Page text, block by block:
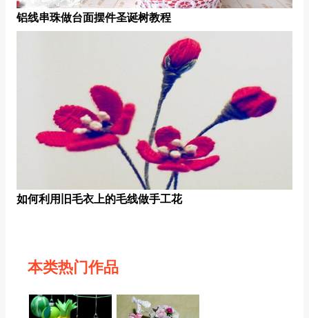
铝线串珠做台面摆件圣诞树教程
如何利用旧毛衣上的毛线做手工花
本类热门作品